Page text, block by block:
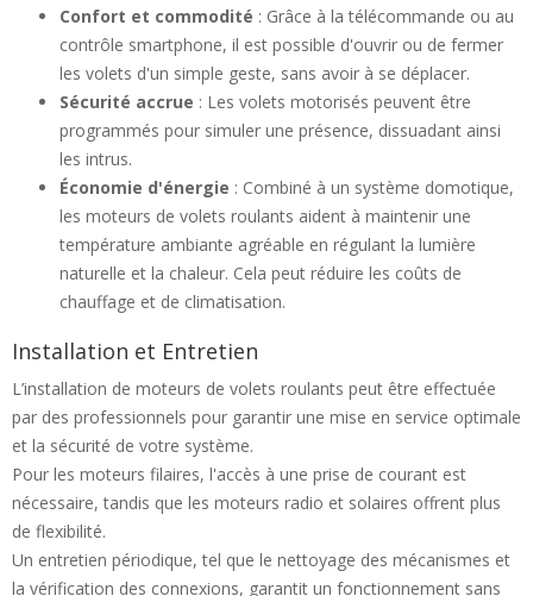
Confort et commodité : Grâce à la télécommande ou au
contrôle smartphone, il est possible d'ouvrir ou de fermer
les volets d'un simple geste, sans avoir à se déplacer.
Sécurité accrue : Les volets motorisés peuvent être
programmés pour simuler une présence, dissuadant ainsi
les intrus.
Économie d'énergie : Combiné à un système domotique,
les moteurs de volets roulants aident à maintenir une
température ambiante agréable en régulant la lumière
naturelle et la chaleur. Cela peut réduire les coûts de
chauffage et de climatisation.
Installation et Entretien
L’installation de moteurs de volets roulants peut être effectuée
par des professionnels pour garantir une mise en service optimale
et la sécurité de votre système.
Pour les moteurs filaires, l'accès à une prise de courant est
nécessaire, tandis que les moteurs radio et solaires offrent plus
de flexibilité.
Un entretien périodique, tel que le nettoyage des mécanismes et
la vérification des connexions, garantit un fonctionnement sans